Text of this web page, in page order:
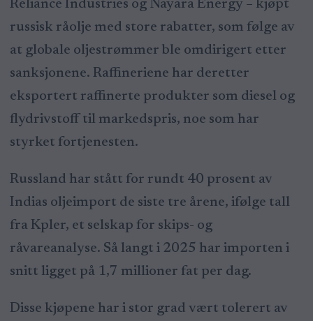
Reliance Industries og Nayara Energy – kjøpt
russisk råolje med store rabatter, som følge av
at globale oljestrømmer ble omdirigert etter
sanksjonene. Raffineriene har deretter
eksportert raffinerte produkter som diesel og
flydrivstoff til markedspris, noe som har
styrket fortjenesten.
Russland har stått for rundt 40 prosent av
Indias oljeimport de siste tre årene, ifølge tall
fra Kpler, et selskap for skips- og
råvareanalyse. Så langt i 2025 har importen i
snitt ligget på 1,7 millioner fat per dag.
Disse kjøpene har i stor grad vært tolerert av